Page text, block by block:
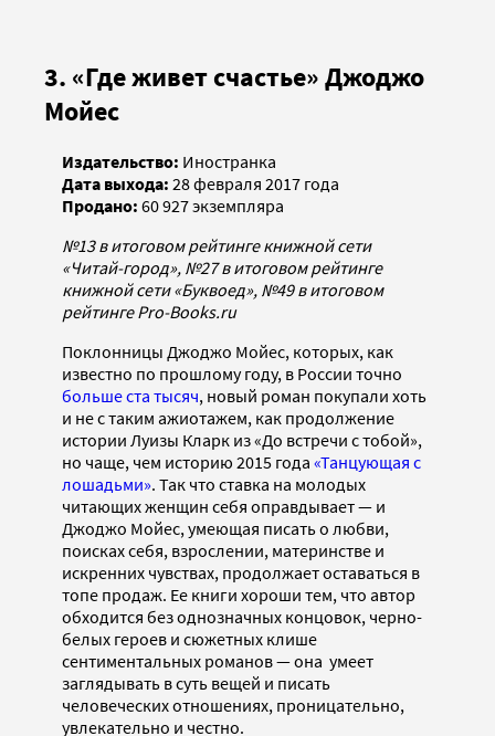
3. «Где живет счастье» Джоджо
Мойес
Издательство: Иностранка
Дата выхода: 28 февраля 2017 года
Продано: 60 927 экземпляра
№13 в итоговом рейтинге книжной сети
«Читай-город», №27 в итоговом рейтинге
книжной сети «Буквоед», №49 в итоговом
рейтинге Pro-Books.ru
Поклонницы Джоджо Мойес, которых, как
известно по прошлому году, в России точно
больше ста тысяч, новый роман покупали хоть
и не с таким ажиотажем, как продолжение
истории Луизы Кларк из «До встречи с тобой»,
но чаще, чем историю 2015 года «Танцующая с
лошадьми». Так что ставка на молодых
читающих женщин себя оправдывает — и
Джоджо Мойес, умеющая писать о любви,
поисках себя, взрослении, материнстве и
искренних чувствах, продолжает оставаться в
топе продаж. Ее книги хороши тем, что автор
обходится без однозначных концовок, черно-
белых героев и сюжетных клише
сентиментальных романов — она умеет
заглядывать в суть вещей и писать
человеческих отношениях, проницательно,
увлекательно и честно.